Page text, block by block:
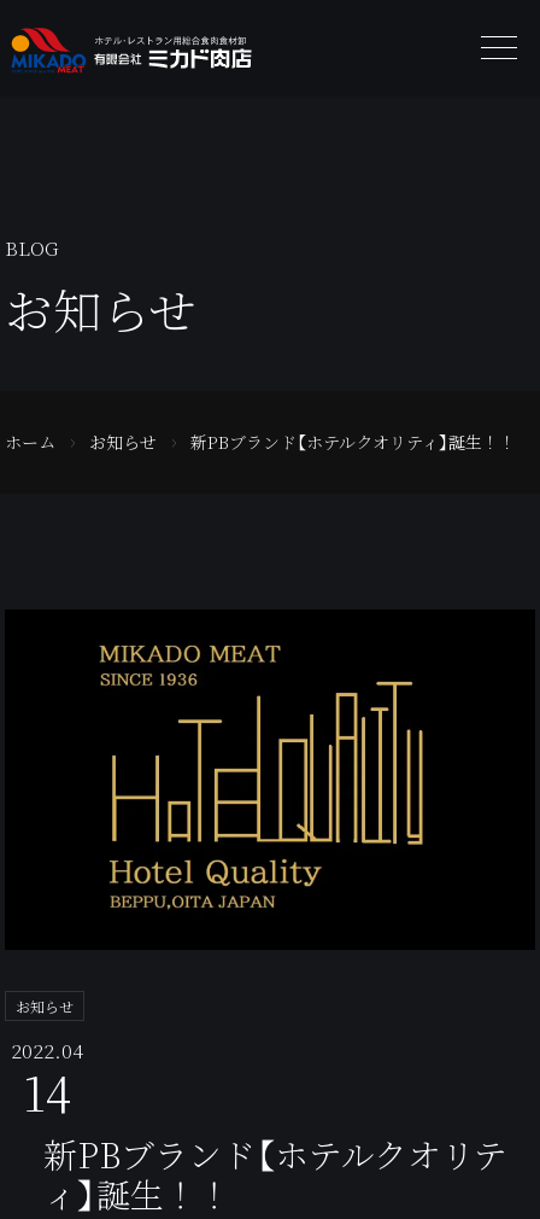
BLOG
お知らせ
ホーム お知らせ 新PBブランド【ホテルクオリティ】誕生！！
お知らせ
2022.04
14
新PBブランド【ホテルクオリテ
ィ】誕生！！